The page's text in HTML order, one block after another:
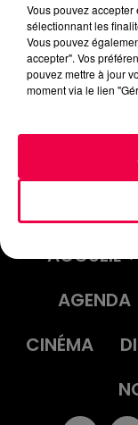
podcasts/2024/
POURQUOI-LES-
SONT-ILS-
ACCUEIL
AGENDA
CINÉMA
Vous pouvez accepter
sélectionnant les
Vous pouvez
accepter". Vos
pouvez mettre à jour
moment via le lien